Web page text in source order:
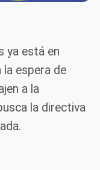
ya está en
la espera de
a la
la directiva